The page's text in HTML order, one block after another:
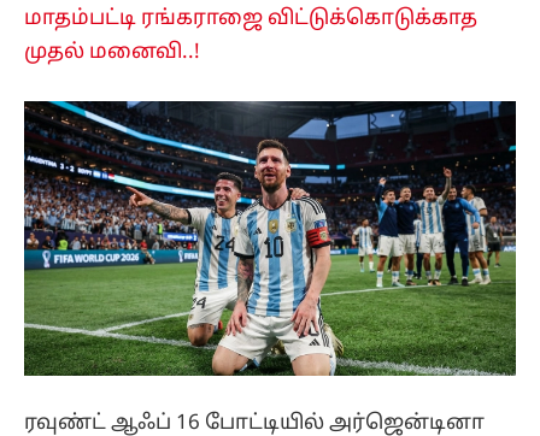
மாதம்பட்டி ரங்கராஜை விட்டுக்கொடுக்காத
முதல் மனைவி..!
ரவுண்ட் ஆஃப் 16 போட்டியில் அர்ஜென்டினா